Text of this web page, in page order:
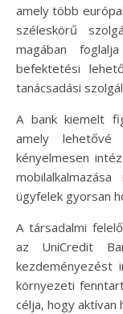
amely több
széleskörű
magában
befektetési
tanácsadási
A bank kiemelt
amely
kényelmesen
ügyfelek gyorsan
A társadalmi
az UniCredit
kezdeményezést
környezeti
célja, hogy